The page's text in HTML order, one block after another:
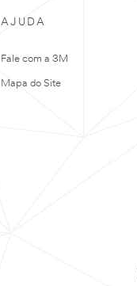
AJUDA
Fale com a 3M
Mapa do Site